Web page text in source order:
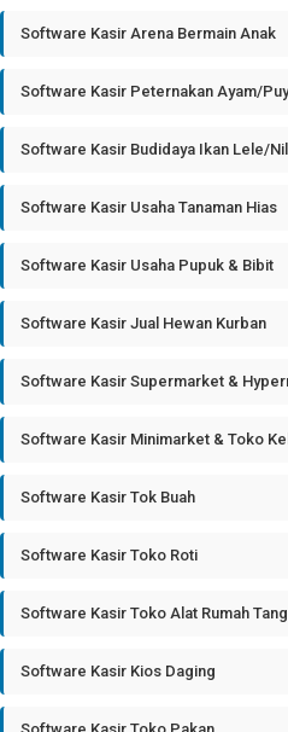
Software Kasir Arena Bermain Anak
Software Kasir Peternakan Ayam/
Software Kasir Budidaya Ikan Lele/
Software Kasir Usaha Tanaman Hias
Software Kasir Usaha Pupuk & Bibit
Software Kasir Jual Hewan Kurban
Software Kasir Supermarket &
Software Kasir Minimarket & Toko
Software Kasir Tok Buah
Software Kasir Toko Roti
Software Kasir Toko Alat Rumah
Software Kasir Kios Daging